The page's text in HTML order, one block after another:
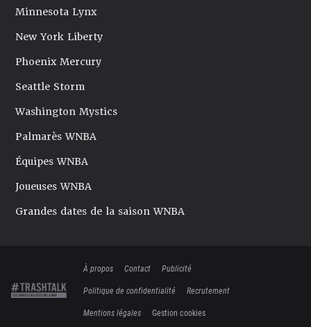
Minnesota Lynx
New York Liberty
Phoenix Mercury
Seattle Storm
Washington Mystics
Palmarès WNBA
Équipes WNBA
Joueuses WNBA
Grandes dates de la saison WNBA
À propos Contact
Publicité
Politique de confidentialité
Recrutement
Mentions légales
Gestion cookies